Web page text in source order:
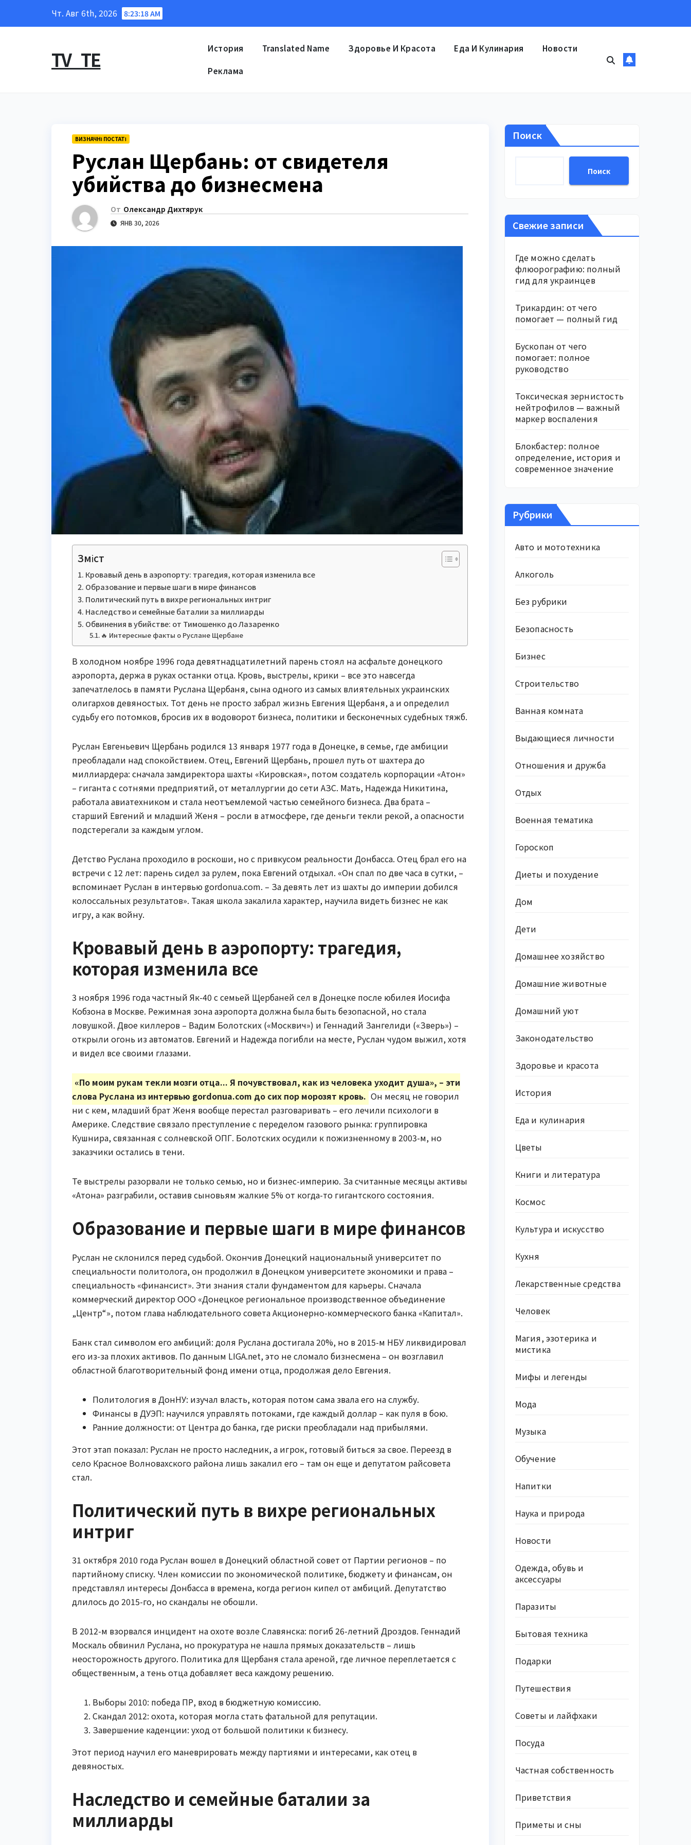
Чт. Авг 6th, 2026 8:23:20 AM
TV_TE История Translated Name Здоровье И Красота Еда И Кулинария Новости
Реклама
ВИЗНАЧНІ ПОСТАТІ
Руслан Щербань: от свидетеля
убийства до бизнесмена
От Олександр Дихтярук
ЯНВ 30, 2026
Зміст
Кровавый день в аэропорту: трагедия, которая изменила все
Образование и первые шаги в мире финансов
Политический путь в вихре региональных интриг
Наследство и семейные баталии за миллиарды
Обвинения в убийстве: от Тимошенко до Лазаренко
🔥 Интересные факты о Руслане Щербане
В холодном ноябре 1996 года девятнадцатилетний парень стоял на асфальте донецкого
аэропорта, держа в руках останки отца. Кровь, выстрелы, крики – все это навсегда
запечатлелось в памяти Руслана Щербаня, сына одного из самых влиятельных украинских
олигархов девяностых. Тот день не просто забрал жизнь Евгения Щербаня, а и определил
судьбу его потомков, бросив их в водоворот бизнеса, политики и бесконечных судебных тяжб.
Руслан Евгеньевич Щербань родился 13 января 1977 года в Донецке, в семье, где амбиции
преобладали над спокойствием. Отец, Евгений Щербань, прошел путь от шахтера до
миллиардера: сначала замдиректора шахты «Кировская», потом создатель корпорации «Атон»
– гиганта с сотнями предприятий, от металлургии до сети АЗС. Мать, Надежда Никитина,
работала авиатехником и стала неотъемлемой частью семейного бизнеса. Два брата –
старший Евгений и младший Женя – росли в атмосфере, где деньги текли рекой, а опасности
подстерегали за каждым углом.
Детство Руслана проходило в роскоши, но с привкусом реальности Донбасса. Отец брал его на
встречи с 12 лет: парень сидел за рулем, пока Евгений отдыхал. «Он спал по две часа в сутки, –
вспоминает Руслан в интервью gordonua.com. – За девять лет из шахты до империи добился
колоссальных результатов». Такая школа закалила характер, научила видеть бизнес не как
игру, а как войну.
Кровавый день в аэропорту: трагедия,
которая изменила все
3 ноября 1996 года частный Як-40 с семьей Щербаней сел в Донецке после юбилея Иосифа
Кобзона в Москве. Режимная зона аэропорта должна была быть безопасной, но стала
ловушкой. Двое киллеров – Вадим Болотских («Москвич») и Геннадий Зангелиди («Зверь») –
открыли огонь из автоматов. Евгений и Надежда погибли на месте, Руслан чудом выжил, хотя
и видел все своими глазами.
«По моим рукам текли мозги отца... Я почувствовал, как из человека уходит душа», – эти
слова Руслана из интервью gordonua.com до сих пор морозят кровь. Он месяц не говорил
ни с кем, младший брат Женя вообще перестал разговаривать – его лечили психологи в
Америке. Следствие связало преступление с переделом газового рынка: группировка
Кушнира, связанная с солневской ОПГ. Болотских осудили к пожизненному в 2003-м, но
заказчики остались в тени.
Те выстрелы разорвали не только семью, но и бизнес-империю. За считанные месяцы активы
«Атона» разграбили, оставив сыновьям жалкие 5% от когда-то гигантского состояния.
Образование и первые шаги в мире финансов
Руслан не склонился перед судьбой. Окончив Донецкий национальный университет по
специальности политолога, он продолжил в Донецком университете экономики и права –
специальность «финансист». Эти знания стали фундаментом для карьеры. Сначала
коммерческий директор ООО «Донецкое региональное производственное объединение
„Центр“», потом глава наблюдательного совета Акционерно-коммерческого банка «Капитал».
Банк стал символом его амбиций: доля Руслана достигала 20%, но в 2015-м НБУ ликвидировал
его из-за плохих активов. По данным LIGA.net, это не сломало бизнесмена – он возглавил
областной благотворительный фонд имени отца, продолжая дело Евгения.
Политология в ДонНУ: изучал власть, которая потом сама звала его на службу.
Финансы в ДУЭП: научился управлять потоками, где каждый доллар – как пуля в бою.
Ранние должности: от Центра до банка, где риски преобладали над прибылями.
Этот этап показал: Руслан не просто наследник, а игрок, готовый биться за свое. Переезд в
село Красное Волновахского района лишь закалил его – там он еще и депутатом райсовета
стал.
Политический путь в вихре региональных
интриг
31 октября 2010 года Руслан вошел в Донецкий областной совет от Партии регионов – по
партийному списку. Член комиссии по экономической политике, бюджету и финансам, он
представлял интересы Донбасса в времена, когда регион кипел от амбиций. Депутатство
длилось до 2015-го, но скандалы не обошли.
В 2012-м взорвался инцидент на охоте возле Славянска: погиб 26-летний Дроздов. Геннадий
Москаль обвинил Руслана, но прокуратура не нашла прямых доказательств – лишь
неосторожность другого. Политика для Щербаня стала ареной, где личное переплетается с
общественным, а тень отца добавляет веса каждому решению.
Выборы 2010: победа ПР, вход в бюджетную комиссию.
Скандал 2012: охота, которая могла стать фатальной для репутации.
Завершение каденции: уход от большой политики к бизнесу.
Этот период научил его маневрировать между партиями и интересами, как отец в
девяностых.
Наследство и семейные баталии за
миллиарды
Поиск
Поиск
Свежие записи
Где можно сделать
флюорографию: полный
гид для украинцев
Трикардин: от чего
помогает — полный гид
Бускопан от чего
помогает: полное
руководство
Токсическая зернистость
нейтрофилов — важный
маркер воспаления
Блокбастер: полное
определение, история и
современное значение
Рубрики
Авто и мототехника
Алкоголь
Без рубрики
Безопасность
Бизнес
Строительство
Ванная комната
Выдающиеся личности
Отношения и дружба
Отдых
Военная тематика
Гороскоп
Диеты и похудение
Дом
Дети
Домашнее хозяйство
Домашние животные
Домашний уют
Законодательство
Здоровье и красота
История
Еда и кулинария
Цветы
Книги и литература
Космос
Культура и искусство
Кухня
Лекарственные средства
Человек
Магия, эзотерика и
мистика
Мифы и легенды
Мода
Музыка
Обучение
Напитки
Наука и природа
Новости
Одежда, обувь и
аксессуары
Паразиты
Бытовая техника
Подарки
Путешествия
Советы и лайфхаки
Посуда
Частная собственность
Приветствия
Приметы и сны